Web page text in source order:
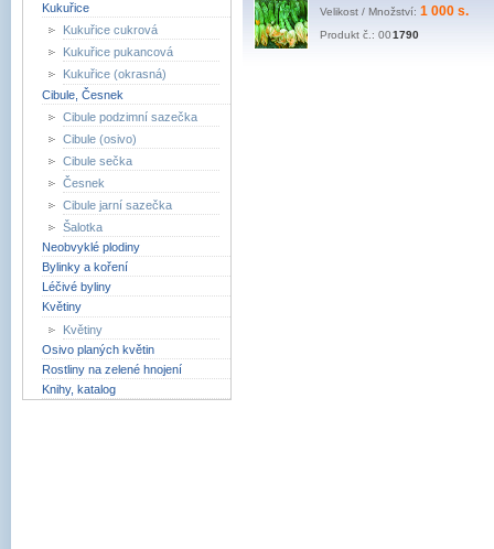
Kukuřice
Kukuřice cukrová
Kukuřice pukancová
Kukuřice (okrasná)
Cibule, Česnek
Cibule podzimní sazečka
Cibule (osivo)
Cibule sečka
Česnek
Cibule jarní sazečka
Šalotka
Neobvyklé plodiny
Bylinky a koření
Léčivé byliny
Květiny
Květiny
Osivo planých květin
Rostliny na zelené hnojení
Knihy, katalog
Velikost / Množství: 1 000 s.
Produkt č.: 001790